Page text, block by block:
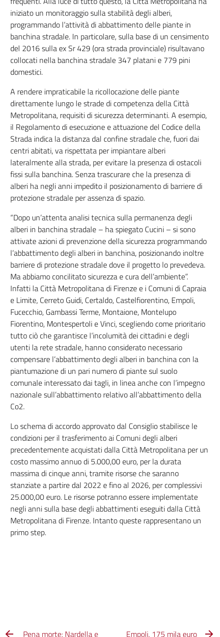
iniziato un monitoraggio sulla stabilità degli alberi,
programmando l’attività di abbattimento delle piante in
banchina stradale. In particolare, sulla base di un censimento
del 2016 sulla ex Sr 429 (ora strada provinciale) risultavano
collocati nella banchina stradale 347 platani e 779 pini
domestici.
A rendere impraticabile la ricollocazione delle piante
direttamente lungo le strade di competenza della Città
Metropolitana, requisiti di sicurezza determinanti. A esempio,
il Regolamento di esecuzione e attuazione del Codice della
Strada indica la distanza dal confine stradale che, fuori dai
centri abitati, va rispettata per impiantare alberi
lateralmente alla strada, per evitare la presenza di ostacoli
fissi sulla banchina. Senza trascurare che la presenza di
alberi ha negli anni impedito il posizionamento di barriere di
protezione stradale per assenza di spazio.
“Dopo un’attenta analisi tecnica sulla permanenza degli
alberi in banchina stradale – ha spiegato Cucini – si sono
attivate azioni di prevenzione della sicurezza programmando
l’abbattimento degli alberi in banchina, posizionando inoltre
barriere di protezione stradale dove il progetto lo prevedeva.
Ma abbiamo concilitato sicurezza e cura dell’ambiente”.
Infatti la Città Metropolitana di Firenze e i Comuni di Capraia
e Limite, Cerreto Guidi, Certaldo, Castelfiorentino, Empoli,
Fucecchio, Gambassi Terme, Montaione, Montelupo
Fiorentino, Montespertoli e Vinci, scegliendo come prioritario
tutto ciò che garantisce l’incolumità dei cittadini e degli
utenti la rete stradale, hanno considerato necessario
compensare l’abbattimento degli alberi in banchina con la
piantumazione di un pari numero di piante sul suolo
comunale interessato dai tagli, in linea anche con l’impegno
nazionale sull’abbattimento relativo all’abbattimento della
Co2.
Lo schema di accordo approvato dal Consiglio stabilisce le
condizioni per il trasferimento ai Comuni degli alberi
precedentemente acquistati dalla Città Metropolitana per un
costo massimo annuo di 5.000,00 euro, per la durata
massima di cinque anni, tramite risorse che saranno
stanziate a partire dal 2022 e fino al 2026, per complessivi
25.000,00 euro. Le risorse potranno essere implementate
negli anni sulla base degli abbattimenti eseguiti dalla Città
Metropolitana di Firenze. Intanto queste rappresentano un
primo step.
Pena morte: Nardella e
Empoli, 175 mila euro